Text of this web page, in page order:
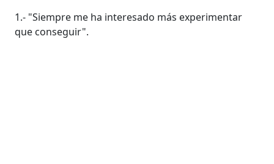
1.- "Siempre me ha interesado más experimentar
que conseguir".